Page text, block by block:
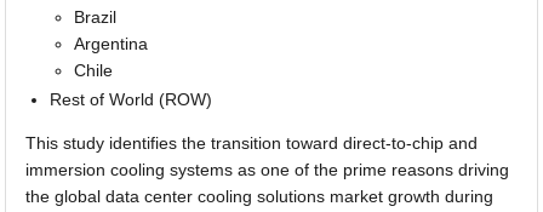
Brazil
Argentina
Chile
Rest of World (ROW)
This study identifies the transition toward direct-to-chip and
immersion cooling systems as one of the prime reasons driving
the global data center cooling solutions market growth during